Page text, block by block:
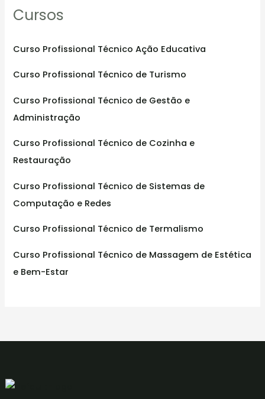
c
f
r
:
Cursos
Curso Profissional Técnico Ação Educativa
Curso Profissional Técnico de Turismo
Curso Profissional Técnico de Gestão e
Administração
Curso Profissional Técnico de Cozinha e
Restauração
Curso Profissional Técnico de Sistemas de
Computação e Redes
Curso Profissional Técnico de Termalismo
Curso Profissional Técnico de Massagem de Estética
e Bem-Estar